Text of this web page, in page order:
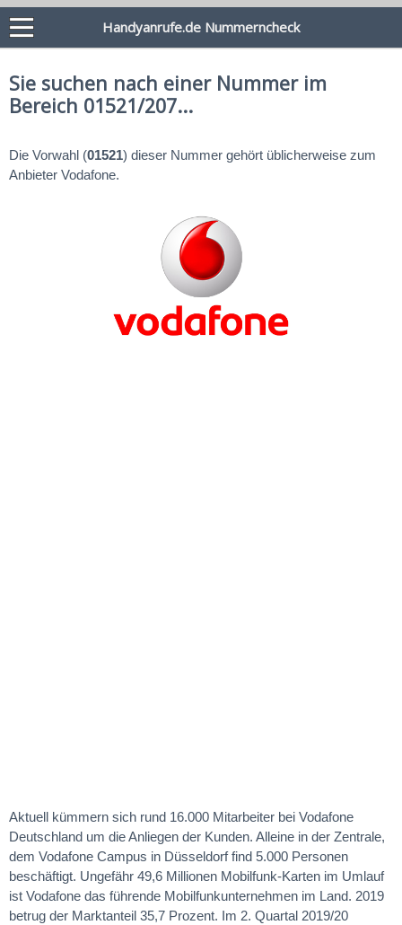
Handyanrufe.de Nummerncheck
Sie suchen nach einer Nummer im
Bereich 01521/207...
Die Vorwahl (01521) dieser Nummer gehört üblicherweise zum
Anbieter Vodafone.
Aktuell kümmern sich rund 16.000 Mitarbeiter bei Vodafone
Deutschland um die Anliegen der Kunden. Alleine in der Zentrale,
dem Vodafone Campus in Düsseldorf find 5.000 Personen
beschäftigt. Ungefähr 49,6 Millionen Mobilfunk-Karten im Umlauf
ist Vodafone das führende Mobilfunkunternehmen im Land. 2019
betrug der Marktanteil 35,7 Prozent. Im 2. Quartal 2019/20